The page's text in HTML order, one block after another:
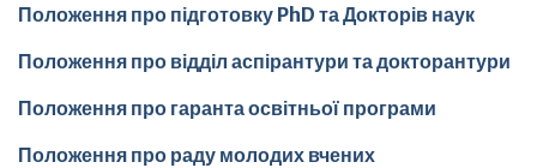
Положення про підготовку PhD та Докторів наук
Положення про відділ аспірантури та докторантури
Положення про гаранта освітньої програми
Положення про раду молодих вчених